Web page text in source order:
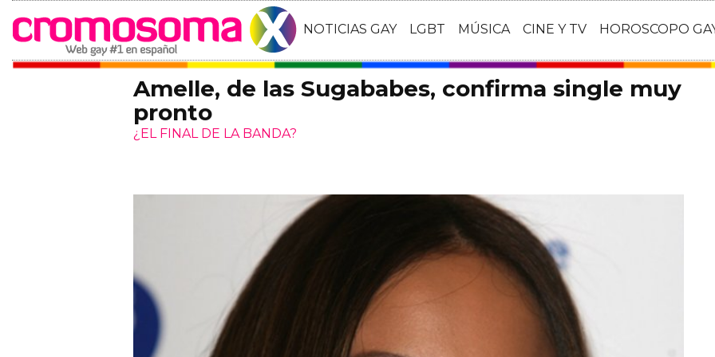
NOTICIAS GAY LGBT MÚSICA CINE Y TV HOROSCOPO
Amelle, de las Sugababes, confirma single muy
pronto
¿EL FINAL DE LA BANDA?